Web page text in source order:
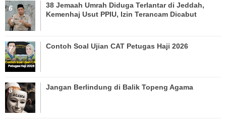
38 Jemaah Umrah Diduga Terlantar di Jeddah,
Kemenhaj Usut PPIU, Izin Terancam Dicabut
Contoh Soal Ujian CAT Petugas Haji 2026
Jangan Berlindung di Balik Topeng Agama